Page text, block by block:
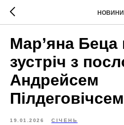
НОВИНИ
Мар’яна Беца
зустріч з
Андрейсем
Пілдеговічсем
19.01.2026 СІЧЕНЬ